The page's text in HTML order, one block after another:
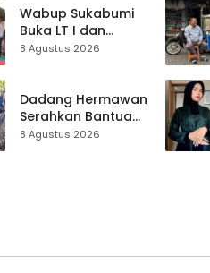
Wabup Sukabumi
Buka LT I dan
KANIRA, Tekankan
Pembentukan
Karakter
8 Agustus 2026
Dadang Hermawan
Serahkan Bantuan
Seragam
8 Agustus 2026